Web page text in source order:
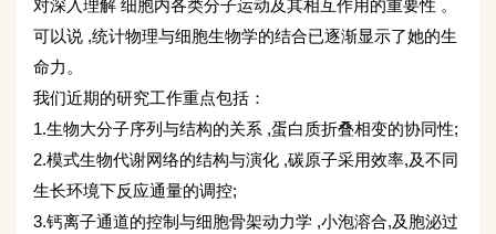
对深入理解 细胞内各类分子运动及其相互作用的重要性 。
可以说 ,统计物理与细胞生物学的结合已逐渐显示了她的生
命力。
我们近期的研究工作重点包括：
1.生物大分子序列与结构的关系 ,蛋白质折叠相变的协同性;
2.模式生物代谢网络的结构与演化 ,碳原子采用效率,及不同
生长环境下反应通量的调控;
3.钙离子通道的控制与细胞骨架动力学 ,小泡溶合,及胞泌过